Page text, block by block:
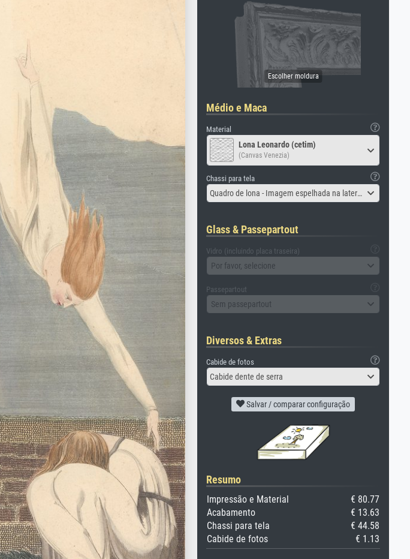
Médio e Maca
Material
Lona Leonardo (cetim)
(Canvas Venezia)
Chassi para tela
Quadro de lona - Imagem espelhada na lateral
Glass & Passepartout
Vidro (incluindo placa traseira)
Por favor, selecione
Passepartout
Sem passepartout
Diversos & Extras
Cabide de fotos
Cabide dente de serra
Salvar / comparar configuração
Resumo
Impressão e Material
€ 80.77
Acabamento
€ 13.63
Chassi para tela
€ 44.58
Cabide de fotos
€ 1.13